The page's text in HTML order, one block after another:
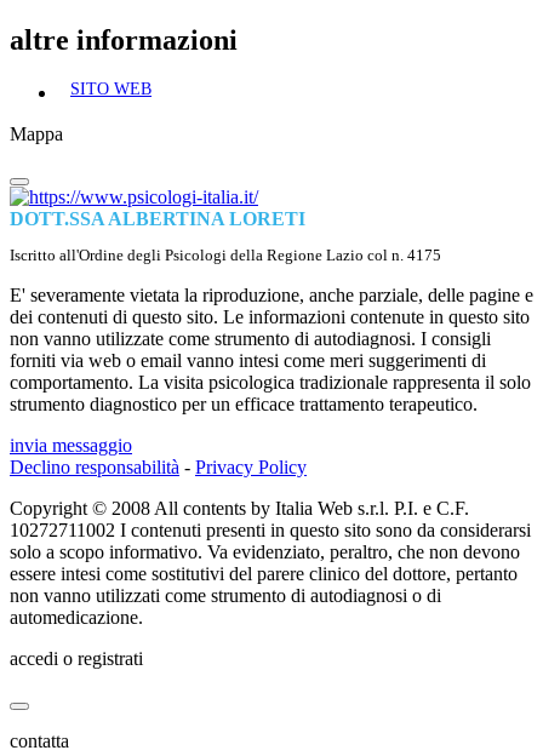
altre informazioni
SITO WEB
Mappa
DOTT.SSA ALBERTINA LORETI
Iscritto all'Ordine degli Psicologi della Regione Lazio col n. 4175
E' severamente vietata la riproduzione, anche parziale, delle pagine e
dei contenuti di questo sito. Le informazioni contenute in questo sito
non vanno utilizzate come strumento di autodiagnosi. I consigli
forniti via web o email vanno intesi come meri suggerimenti di
comportamento. La visita psicologica tradizionale rappresenta il solo
strumento diagnostico per un efficace trattamento terapeutico.
invia messaggio
Declino responsabilità - Privacy Policy
Copyright © 2008 All contents by Italia Web s.r.l. P.I. e C.F.
10272711002 I contenuti presenti in questo sito sono da considerarsi
solo a scopo informativo. Va evidenziato, peraltro, che non devono
essere intesi come sostitutivi del parere clinico del dottore, pertanto
non vanno utilizzati come strumento di autodiagnosi o di
automedicazione.
accedi o registrati
contatta